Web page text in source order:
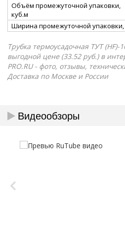
Объём промежуточной упаковки,
куб.м
Ширина промежуточной упаковки,
Трубка термоусадочная ТУТ
выгодной цене (33.52 руб.) в
PRO.RU - фото, отзывы,
Доставка по Москве и России
Видеообзоры